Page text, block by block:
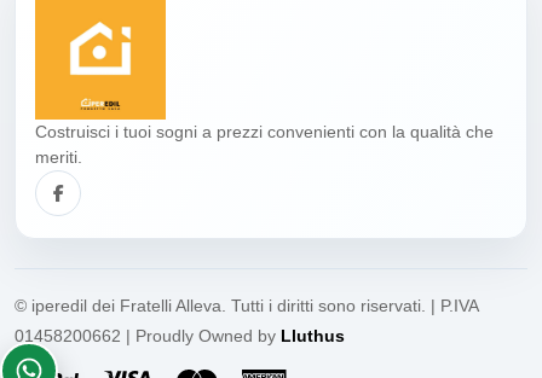
Costruisci i tuoi sogni a prezzi convenienti con la qualità che
meriti.
© iperedil dei Fratelli Alleva. Tutti i diritti sono riservati. | P.IVA
01458200662 | Proudly Owned by Lluthus